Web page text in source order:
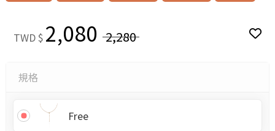
TWD $ 2,080 2,280
規格
Free